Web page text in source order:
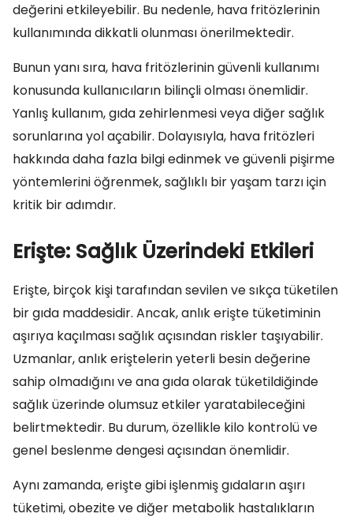
değerini etkileyebilir. Bu nedenle, hava fritözlerinin
kullanımında dikkatli olunması önerilmektedir.
Bunun yanı sıra, hava fritözlerinin güvenli kullanımı
konusunda kullanıcıların bilinçli olması önemlidir.
Yanlış kullanım, gıda zehirlenmesi veya diğer sağlık
sorunlarına yol açabilir. Dolayısıyla, hava fritözleri
hakkında daha fazla bilgi edinmek ve güvenli pişirme
yöntemlerini öğrenmek, sağlıklı bir yaşam tarzı için
kritik bir adımdır.
Erişte: Sağlık Üzerindeki Etkileri
Erişte, birçok kişi tarafından sevilen ve sıkça tüketilen
bir gıda maddesidir. Ancak, anlık erişte tüketiminin
aşırıya kaçılması sağlık açısından riskler taşıyabilir.
Uzmanlar, anlık eriştelerin yeterli besin değerine
sahip olmadığını ve ana gıda olarak tüketildiğinde
sağlık üzerinde olumsuz etkiler yaratabileceğini
belirtmektedir. Bu durum, özellikle kilo kontrolü ve
genel beslenme dengesi açısından önemlidir.
Aynı zamanda, erişte gibi işlenmiş gıdaların aşırı
tüketimi, obezite ve diğer metabolik hastalıkların